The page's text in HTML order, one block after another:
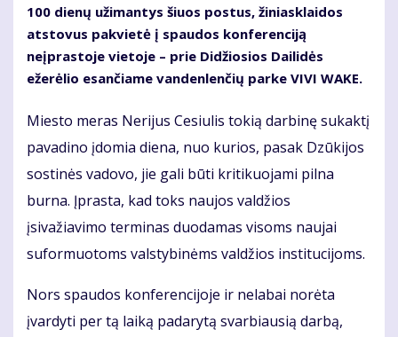
100 dienų užimantys šiuos postus, žiniasklaidos
atstovus pakvietė į spaudos konferenciją
neįprastoje vietoje – prie Didžiosios Dailidės
ežerėlio esančiame vandenlenčių parke VIVI WAKE.
Miesto meras Nerijus Cesiulis tokią darbinę sukaktį
pavadino įdomia diena, nuo kurios, pasak Dzūkijos
sostinės vadovo, jie gali būti kritikuojami pilna
burna. Įprasta, kad toks naujos valdžios
įsivažiavimo terminas duodamas visoms naujai
suformuotoms valstybinėms valdžios institucijoms.
Nors spaudos konferencijoje ir nelabai norėta
įvardyti per tą laiką padarytą svarbiausią darbą,